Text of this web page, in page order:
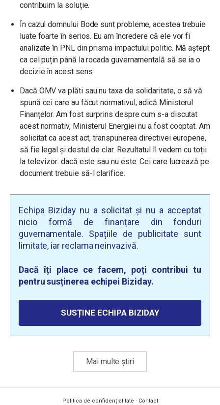
contribuim la soluție.
În cazul domnului Bode sunt probleme, acestea trebuie
luate foarte în serios. Eu am încredere că ele vor fi
analizate în PNL din prisma impactului politic. Mă aștept
ca cel puțin până la rocada guvernamentală să se ia o
decizie în acest sens.
Dacă OMV va plăti sau nu taxa de solidaritate, o să vă
spună cei care au făcut normativul, adică Ministerul
Finanțelor. Am fost surprins despre cum s-a discutat
acest normativ, Ministerul Energiei nu a fost cooptat. Am
solicitat ca acest act, transpunerea directivei europene,
să fie legal și destul de clar. Rezultatul îl vedem cu toții
la televizor: dacă este sau nu este. Cei care lucrează pe
document trebuie să-l clarifice.
Echipa Biziday nu a solicitat și nu a acceptat
nicio formă de finanțare din fonduri
guvernamentale. Spațiile de publicitate sunt
limitate, iar reclama neinvazivă.
Dacă îți place ce facem, poți contribui tu
pentru susținerea echipei Biziday.
SUSȚINE ECHIPA BIZIDAY
Mai multe știri
Politica de confidențialitate · Contact